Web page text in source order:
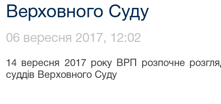
Верховного Суду
06 вересня 2017, 12:02
14 вересня 2017 року ВРП розпочне
суддів Верховного Суду